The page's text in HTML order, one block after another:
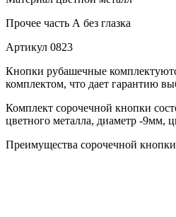
Прочее часть А без глазка
Артикул 0823
Кнопки рубашечные
комплектом, что дает гарантию
Комплект сорочечной кнопки
цветного металла, диаметр -9мм,
Преимущества сорочечной